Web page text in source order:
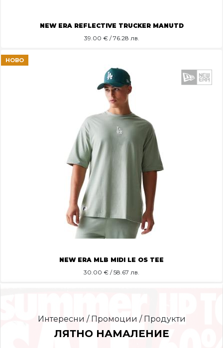
NEW ERA REFLECTIVE TRUCKER MANUTD
39.00 € / 76.28 лв.
NEW ERA MLB MIDI LE OS TEE
30.00 € / 58.67 лв.
НОВО
Интересни / Промоции / Продукти
ЛЯТНО НАМАЛЕНИЕ